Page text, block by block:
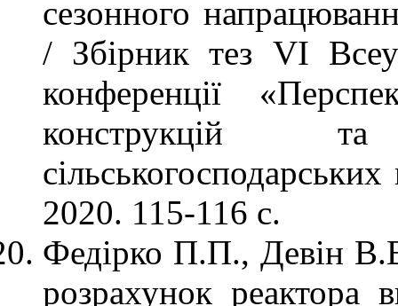
сезонного
/ Збірник тез VІ
конференції
конструкцій
2020. 115-116 с.
Федірко П.П., Девін
розрахунок реактора